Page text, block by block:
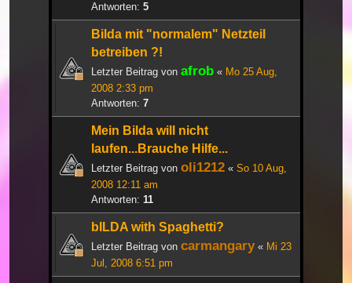
Antworten: 5
Bilda mit "normalem" Netzteil
betreiben ?!
Letzter Beitrag von afrob « Mo 25 Aug,
2008 2:33 pm
Antworten: 7
Mein Bilda will nicht
laufen...Brauche Hilfe...
Letzter Beitrag von oli1212 « So 10 Aug,
2008 12:11 am
Antworten: 11
bILDA with Spaghetti?
Letzter Beitrag von carmangary« Mi 23
Jul, 2008 6:51 pm